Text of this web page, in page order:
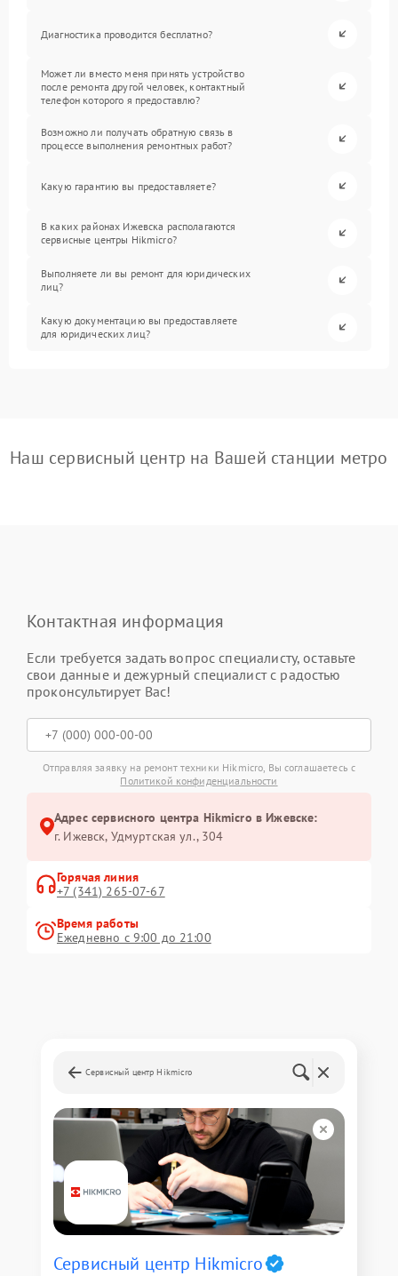
Диагностика проводится бесплатно?
Может ли вместо меня принять устройство
после ремонта другой человек, контактный
телефон которого я предоставлю?
Возможно ли получать обратную связь в
процессе выполнения ремонтных работ?
Какую гарантию вы предоставляете?
В каких районах Ижевска располагаются
сервисные центры Hikmicro?
Выполняете ли вы ремонт для юридических
лиц?
Какую документацию вы предоставляете
для юридических лиц?
Наш сервисный центр на Вашей станции метро
Контактная информация
Если требуется задать вопрос специалисту, оставьте
свои данные и дежурный специалист с радостью
проконсультирует Вас!
Отправляя заявку на ремонт техники Hikmicro, Вы соглашаетесь с
Политикой конфиденциальности
Адрес сервисного центра Hikmicro в Ижевске:
г. Ижевск, Удмуртская ул., 304
Горячая линия
+7 (341) 265-07-67
Время работы
Ежедневно с 9:00 до 21:00
Сервисный центр Hikmicro
Сервисный центр Hikmicro